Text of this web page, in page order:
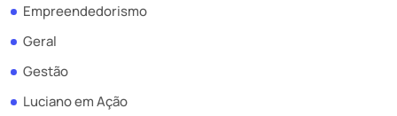
Empreendedorismo
Geral
Gestão
Luciano em Ação